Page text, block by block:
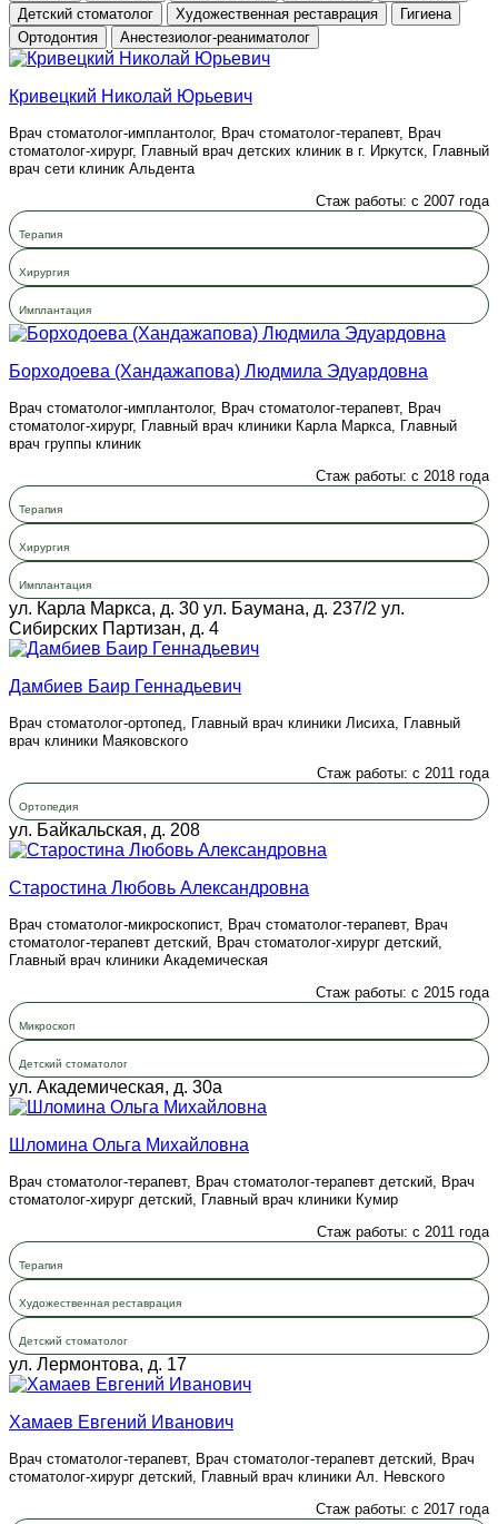
Детский стоматолог
Художественная реставрация
Гигиена
Ортодонтия
Анестезиолог-реаниматолог
Кривецкий Николай Юрьевич
Врач стоматолог-имплантолог, Врач стоматолог-терапевт, Врач
стоматолог-хирург, Главный врач детских клиник в г. Иркутск, Главный
врач сети клиник Альдента
Стаж работы: с 2007 года
Терапия
Хирургия
Имплантация
Борходоева (Хандажапова) Людмила Эдуардовна
Врач стоматолог-имплантолог, Врач стоматолог-терапевт, Врач
стоматолог-хирург, Главный врач клиники Карла Маркса, Главный
врач группы клиник
Стаж работы: с 2018 года
Терапия
Хирургия
Имплантация
ул. Карла Маркса, д. 30 ул. Баумана, д. 237/2 ул.
Сибирских Партизан, д. 4
Дамбиев Баир Геннадьевич
Врач стоматолог-ортопед, Главный врач клиники Лисиха, Главный
врач клиники Маяковского
Стаж работы: с 2011 года
Ортопедия
ул. Байкальская, д. 208
Старостина Любовь Александровна
Врач стоматолог-микроскопист, Врач стоматолог-терапевт, Врач
стоматолог-терапевт детский, Врач стоматолог-хирург детский,
Главный врач клиники Академическая
Стаж работы: с 2015 года
Микроскоп
Детский стоматолог
ул. Академическая, д. 30а
Шломина Ольга Михайловна
Врач стоматолог-терапевт, Врач стоматолог-терапевт детский, Врач
стоматолог-хирург детский, Главный врач клиники Кумир
Стаж работы: с 2011 года
Терапия
Художественная реставрация
Детский стоматолог
ул. Лермонтова, д. 17
Хамаев Евгений Иванович
Врач стоматолог-терапевт, Врач стоматолог-терапевт детский, Врач
стоматолог-хирург детский, Главный врач клиники Ал. Невского
Стаж работы: с 2017 года